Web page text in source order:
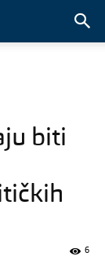
biti
6